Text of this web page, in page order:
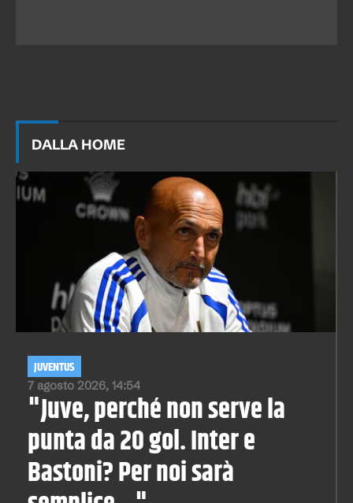
DALLA HOME
7 agosto 2026, 14:54
JUVENTUS
"Juve, perché non serve la
punta da 20 gol. Inter e
Bastoni? Per noi sarà